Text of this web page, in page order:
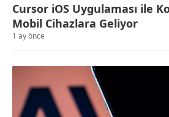
Cursor iOS Uygulaması ile
Mobil Cihazlara Geliyor
1 ay önce